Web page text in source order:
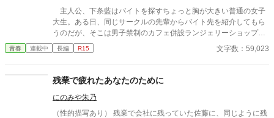
主人公、下条藍はバイトを探すちょっと胸が大きい普通の女子
大生。ある日、同じサークルの先輩からバイト先を紹介してもら
うのだが、そこは男子禁制のカフェ併設ランジェリーショップ
で！？ ちょっとハレンチなお仕事カフェライフ、始まりま
す！！ ※この物語はフィクションであり実在の人物・団体・法律
成できないのでビキニで代用しています。
青春 連載中 長編 R15 文字数：59,023
残業で疲れたあなたのために
にのみや朱乃
（性的描写あり） 残業で会社に残っていた佐藤に、同じように残